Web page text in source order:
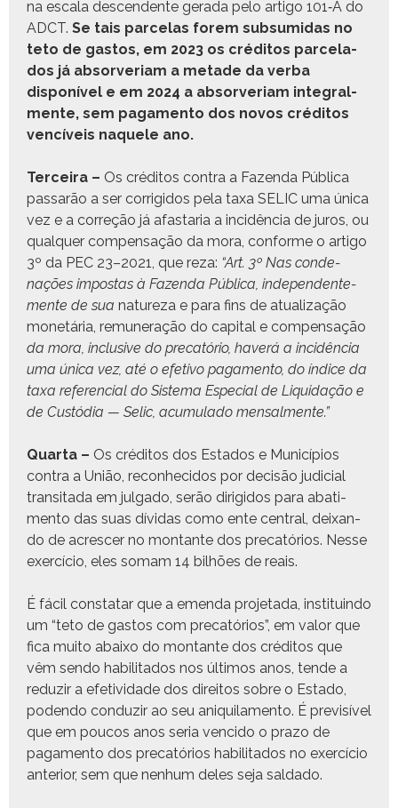
na escala descen­dente ger­a­da pelo arti­go 101‑A do
ADCT. Se tais parce­las forem sub­sum­i­das no
teto de gas­tos, em 2023 os crédi­tos parce­la­
dos já absorve­ri­am a metade da ver­ba
disponív­el e em 2024 a absorve­ri­am inte­gral­
mente, sem paga­men­to dos novos crédi­tos
vencíveis naque­le ano.
Ter­ceira – Os crédi­tos con­tra a Fazen­da Públi­ca
pas­sarão a ser cor­rigi­dos pela taxa SELIC uma úni­ca
vez e a cor­reção já afas­taria a incidên­cia de juros, ou
qual­quer com­pen­sação da mora, con­forme o arti­go
3º da PEC 23–2021, que reza: “Art. 3º Nas con­de­
nações impostas à Fazen­da Públi­ca, inde­pen­den­te­
mente de sua natureza e para fins de atu­al­iza­ção
mon­etária, remu­ner­ação do cap­i­tal e com­pen­sação
da mora, inclu­sive do pre­catório, haverá a incidên­cia
uma úni­ca vez, até o efe­ti­vo paga­men­to, do índice da
taxa ref­er­en­cial do Sis­tema Espe­cial de Liq­uidação e
de Custó­dia — Sel­ic, acu­mu­la­do mensalmente.”
Quar­ta – Os crédi­tos dos Esta­dos e Municí­pios
con­tra a União, recon­heci­dos por decisão judi­cial
tran­si­ta­da em jul­ga­do, serão dirigi­dos para aba­ti­
men­to das suas dívi­das como ente cen­tral, deixan­
do de acrescer no mon­tante dos pre­catórios. Nesse
exer­cí­cio, eles somam 14 bil­hões de reais.
É fácil con­statar que a emen­da pro­je­ta­da, insti­tuin­do
um “teto de gas­tos com pre­catórios”, em val­or que
fica muito abaixo do mon­tante dos crédi­tos que
vêm sendo habil­i­ta­dos nos últi­mos anos, tende a
reduzir a efe­tivi­dade dos dire­itos sobre o Esta­do,
poden­do con­duzir ao seu aniquil­a­men­to. É pre­visív­el
que em poucos anos seria ven­ci­do o pra­zo de
paga­men­to dos pre­catórios habil­i­ta­dos no exer­cí­cio
ante­ri­or, sem que nen­hum deles seja saldado.